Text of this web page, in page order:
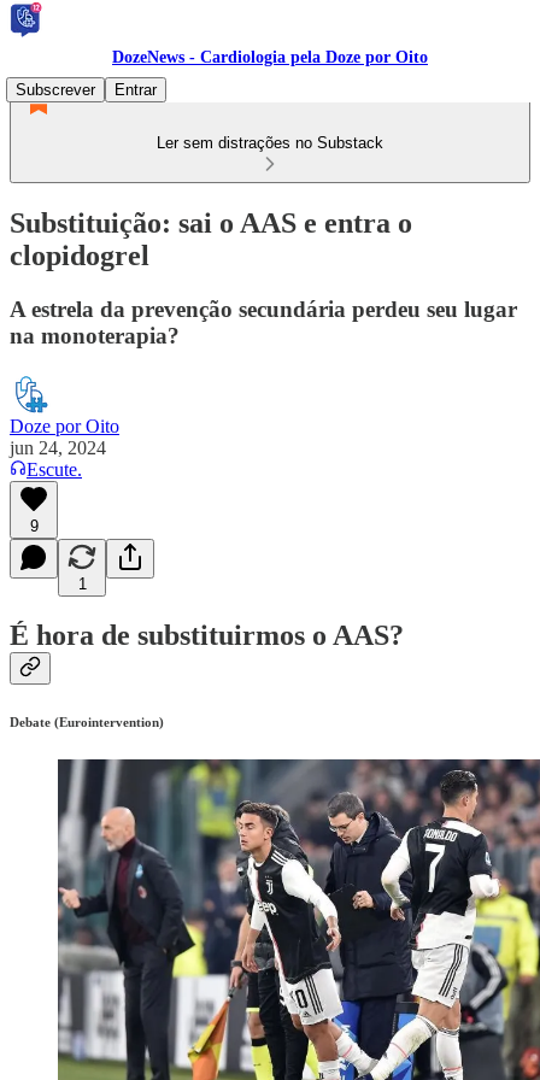
DozeNews - Cardiologia pela Doze por Oito
Subscrever
Entrar
Ler sem distrações no Substack
Substituição: sai o AAS e entra o
clopidogrel
A estrela da prevenção secundária perdeu seu lugar
na monoterapia?
Doze por Oito
jun 24, 2024
Escute.
9
1
É hora de substituirmos o AAS?
Debate (Eurointervention)